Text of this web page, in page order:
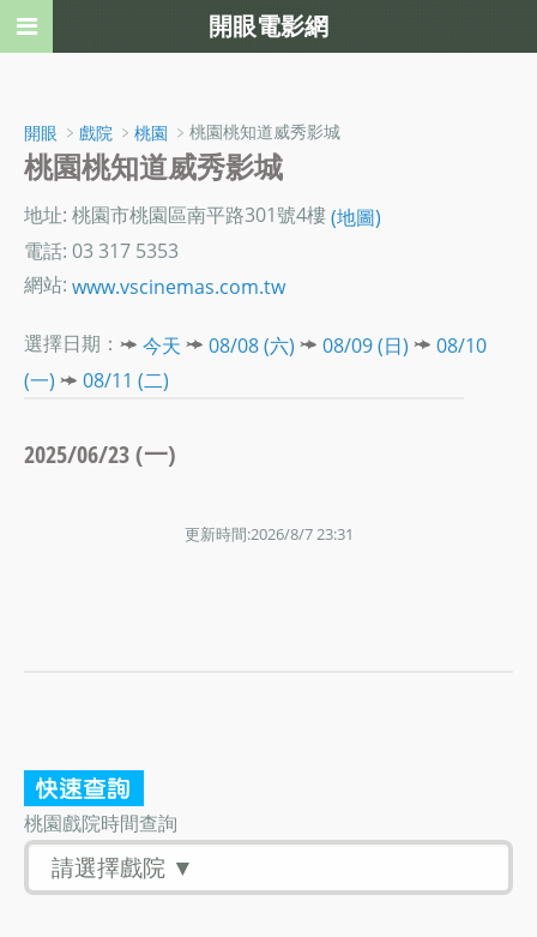
開眼 ﹥ 戲院 ﹥ 桃園 ﹥桃園桃知道威秀影城
桃園桃知道威秀影城
地址: 桃園市桃園區南平路301號4樓(地圖)
電話: 03 317 5353
網站: www.vscinemas.com.tw
選擇日期： 今天 08/08 (六) 08/09 (日)
08/10
(一)
08/11 (二)
2025/06/23 (一)
更新時間:2026/8/7 23:31
桃園戲院時間查詢
開眼電影網